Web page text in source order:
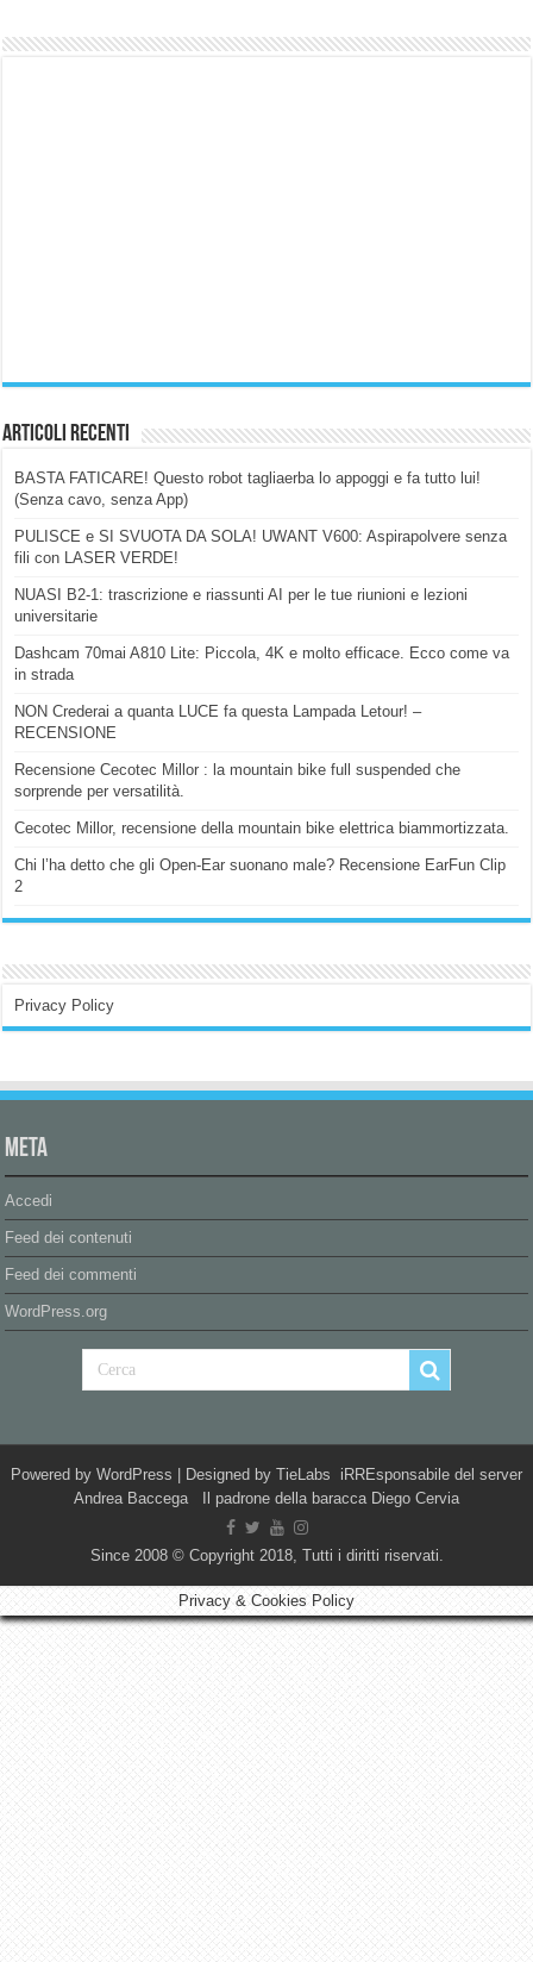
Articoli Recenti
BASTA FATICARE! Questo robot tagliaerba lo appoggi e fa tutto lui!
(Senza cavo, senza App)
PULISCE e SI SVUOTA DA SOLA! UWANT V600: Aspirapolvere senza
fili con LASER VERDE!
NUASI B2-1: trascrizione e riassunti AI per le tue riunioni e lezioni
universitarie
Dashcam 70mai A810 Lite: Piccola, 4K e molto efficace. Ecco come va
in strada
NON Crederai a quanta LUCE fa questa Lampada Letour! –
RECENSIONE
Recensione Cecotec Millor : la mountain bike full suspended che
sorprende per versatilità.
Cecotec Millor, recensione della mountain bike elettrica biammortizzata.
Chi l’ha detto che gli Open-Ear suonano male? Recensione EarFun Clip
2
Privacy Policy
Meta
Accedi
Feed dei contenuti
Feed dei commenti
WordPress.org
Powered by WordPress | Designed by TieLabs iRREsponsabile del server
Andrea Baccega Il padrone della baracca Diego Cervia
Since 2008 © Copyright 2018, Tutti i diritti riservati.
Privacy & Cookies Policy